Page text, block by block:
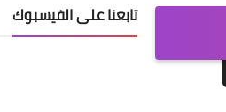
تابعنا على الفيسبوك